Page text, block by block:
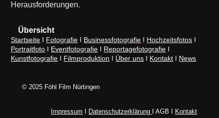
Herausforderungen.
Übersicht
Startseite I Fotografie I Businessfotografie I Hochzeitsfotos I
Portraitfoto I Eventfotografie I Reportagefotografie I
Kunstfotografie I Filmproduktion I Über uns I Kontakt I News
© 2025 Föhl Film Nürtingen
Impressum Datenschutzerklärung I AGB I Kontakt